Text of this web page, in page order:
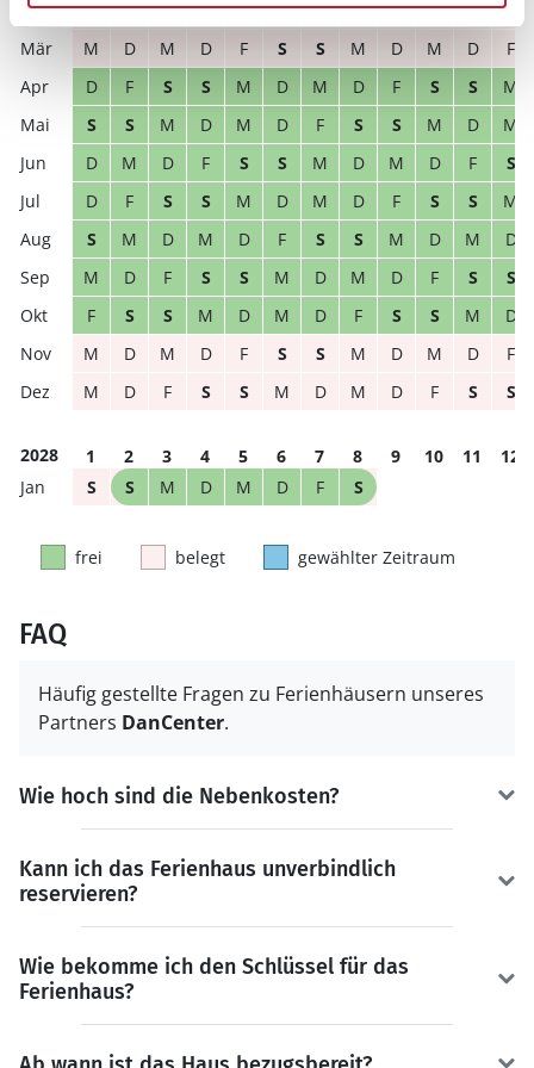
M
D M D F S S M D M D
M
D M D F S S M D M D
F
D
F S S M D M D F S S
M
S
S M D M D F S S M D
M
D
M D F S S M D M D F
S
D
F S S M D M D F S S
M
S
M D M D F S S M D M
D
M
D F S S M D M D F S
S
F
S S M D M D F S S M
D
M
D M D F S S M D M D
F
M
D F S S M D M D F S S
2028 1 2 3 4 5 6 7 8 9 10 11
12
S
S M D M D F S
frei belegt gewählter Zeitraum
FAQ
Häufig gestellte Fragen zu Ferienhäusern unseres
Partners DanCenter.
Wie hoch sind die Nebenkosten?
Kann ich das Ferienhaus unverbindlich
reservieren?
Wie bekomme ich den Schlüssel für das
Ferienhaus?